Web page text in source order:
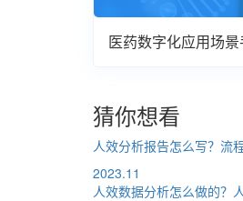
医药数字化应用场
猜你想看
人效分析报告怎么写？流
2023.11
人效数据分析怎么做的？